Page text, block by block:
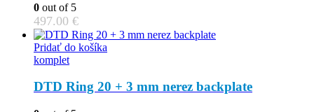
0 out of 5
497.00 €
Pridať do košíka
komplet
DTD Ring 20 + 3 mm nerez backplate